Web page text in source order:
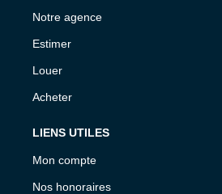
Notre agence
Estimer
Louer
Acheter
LIENS UTILES
Mon compte
Nos honoraires